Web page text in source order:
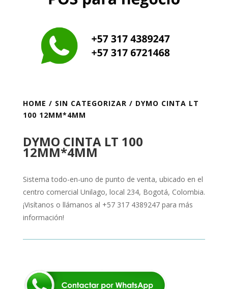
HOME / SIN CATEGORIZAR / DYMO CINTA LT
100 12MM*4MM
DYMO CINTA LT 100
12MM*4MM
Sistema todo-en-uno de punto de venta, ubicado en el
centro comercial Unilago, local 234, Bogotá, Colombia.
¡Visítanos o llámanos al +57 317 4389247 para más
información!